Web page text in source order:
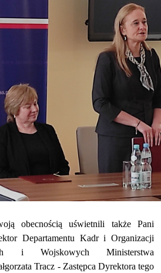
obecnością uświetnili także Pani
Departamentu Kadr i Organizacji
i Wojskowych Ministerstwa
Tracz - Zastępca Dyrektora tego